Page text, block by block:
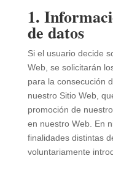
1.
de datos
Si el usuario decide
Web, se solicitarán
para la consecución
nuestro Sitio Web,
promoción de
en nuestro Web. En
finalidades distintas
voluntariamente